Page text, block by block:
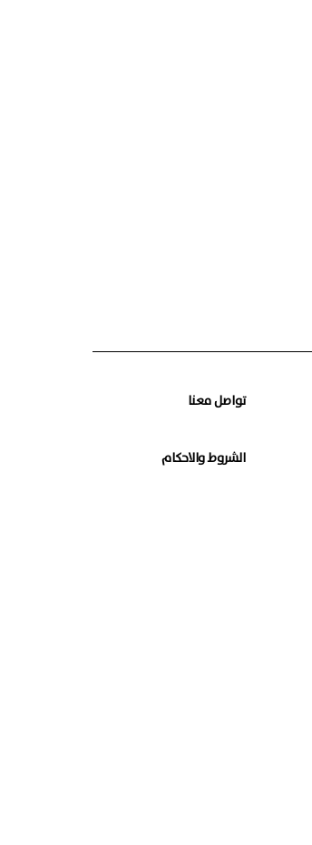
تواصل معنا
الشروط والاحكام